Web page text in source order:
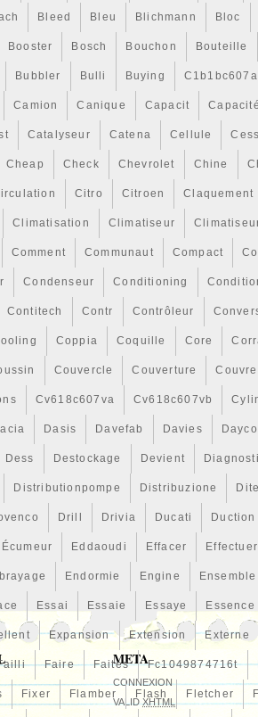
Bleed Bleu Blichmann Bloc
Booster Bosch Bouchon Bouteille
Bubbler Bulli Buying
Camion Canique Capacit
Catalyseur Catena Cellule
Cheap Check Chevrolet Chine
Citro Citroen Claquement
Climatisation Climatiseur
Comment Communaut Compact
Condenseur Conditioning
Contitech Contr Contrôleur
Coppia Coquille Core
Couvercle Couverture
Cv618c607va Cv618c607vb
Dasis Davefab Davies Dayco
Dess Destockage Devient
Distributionpompe Distribuzione
Drill Drivia Ducati Duction
Écumeur Eddaoudi Effacer Effectuer
Endormie Engine Ensemble
Essai Essaie Essaye Essence
Expansion Extension Externe
Faire Faites Fc1049874716t
Fixer Flamber Flash Fletcher
META
CONNEXION
VALIDXHTML